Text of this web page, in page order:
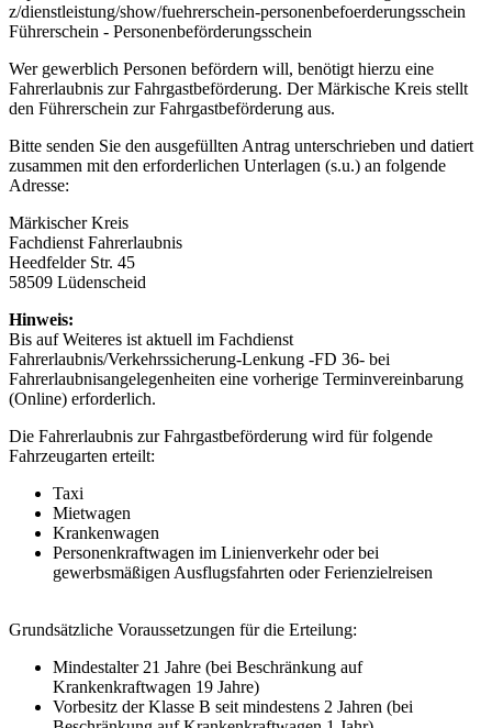
z/dienstleistung/show/fuehrerschein-personenbefoerderungsschein
Führerschein - Personenbeförderungsschein
Wer gewerblich Personen befördern will, benötigt hierzu eine
Fahrerlaubnis zur Fahrgastbeförderung. Der Märkische Kreis stellt
den Führerschein zur Fahrgastbeförderung aus.
Bitte senden Sie den ausgefüllten Antrag unterschrieben und datiert
zusammen mit den erforderlichen Unterlagen (s.u.) an folgende
Adresse:
Märkischer Kreis
Fachdienst Fahrerlaubnis
Heedfelder Str. 45
58509 Lüdenscheid
Hinweis:
Bis auf Weiteres ist aktuell im Fachdienst
Fahrerlaubnis/Verkehrssicherung-Lenkung -FD 36- bei
Fahrerlaubnisangelegenheiten eine vorherige Terminvereinbarung
(Online) erforderlich.
Die Fahrerlaubnis zur Fahrgastbeförderung wird für folgende
Fahrzeugarten erteilt:
Taxi
Mietwagen
Krankenwagen
Personenkraftwagen im Linienverkehr oder bei
gewerbsmäßigen Ausflugsfahrten oder Ferienzielreisen
Grundsätzliche Voraussetzungen für die Erteilung:
Mindestalter 21 Jahre (bei Beschränkung auf
Krankenkraftwagen 19 Jahre)
Vorbesitz der Klasse B seit mindestens 2 Jahren (bei